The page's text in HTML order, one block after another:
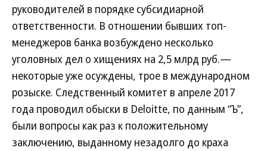
руководителей в порядке субсидиарной
ответственности. В отношении бывших топ-
менеджеров банка возбуждено несколько
уголовных дел о хищениях на 2,5 млрд руб.—
некоторые уже осуждены, трое в международном
розыске. Следственный комитет в апреле 2017
года проводил обыски в Deloitte, по данным “Ъ”,
были вопросы как раз к положительному
заключению, выданному незадолго до краха